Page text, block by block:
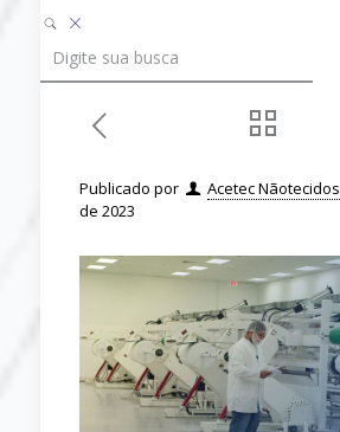
Publicado por Acetec Nãotecidos
de 2023